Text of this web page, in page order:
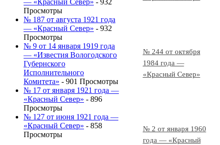
№ 244 от октября
1984 года —
«Красный Север»
№ 2 от января 1960
года — «Красный
— «Красный Север» - 932
Просмотры
№ 187 от августа 1921 года
— «Красный Север» - 932
Просмотры
№ 9 от 14 января 1919 года
— «Известия Вологодского
Губернского
Исполнительного
Комитета» - 901 Просмотры
№ 17 от января 1921 года —
«Красный Север» - 896
Просмотры
№ 127 от июня 1921 года —
«Красный Север» - 858
Просмотры